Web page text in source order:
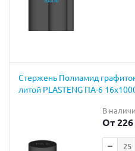
Стержень Полиамид
литой PLASTENG ПА-6
В
От